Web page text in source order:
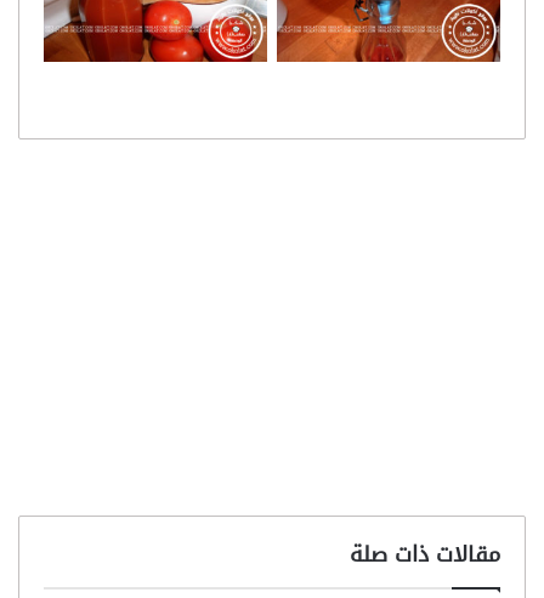
مقالات ذات صلة